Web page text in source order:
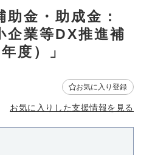
助金・助成金：
企業等DX推進補
度）」
お気に入り登録
お気に入りした支援情報を見る